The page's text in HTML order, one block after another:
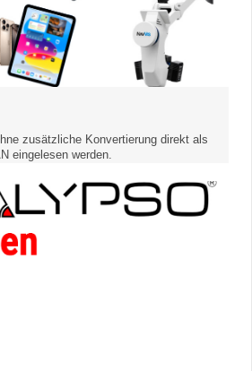
zusätzliche Konvertierung direkt als
eingelesen werden.